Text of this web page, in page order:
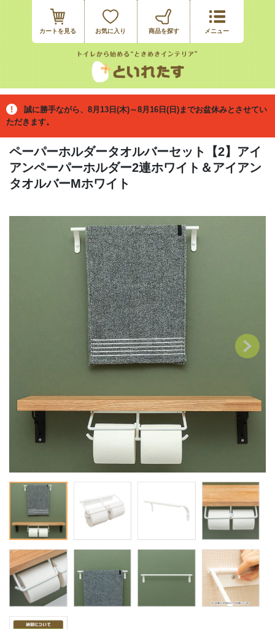
カートを見る お気に入り
誠に勝手ながら、8月13日(木)～8月16日(日)までお盆休みとさせてい
ただきます。
ペーパーホルダータオルバーセット【2】アイ
アンペーパーホルダー2連ホワイト＆アイアン
タオルバーMホワイト